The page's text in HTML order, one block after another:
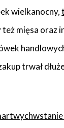
wielkanocny,
mięsa oraz
trwał